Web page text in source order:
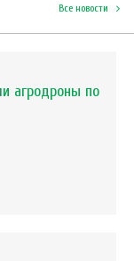
Все новости
агродроны по